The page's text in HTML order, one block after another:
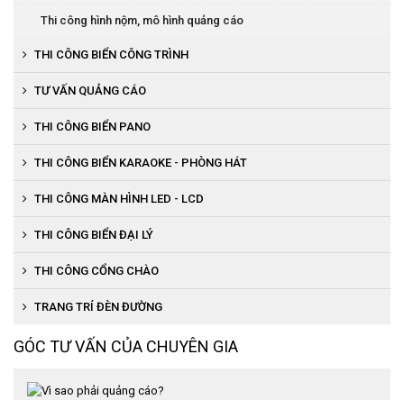
Thi công hình nộm, mô hình quảng cáo
THI CÔNG BIỂN CÔNG TRÌNH
Thi công biển tường quây công trình
TƯ VẤN QUẢNG CÁO
THI CÔNG BIỂN PANO
THI CÔNG BIỂN KARAOKE - PHÒNG HÁT
THI CÔNG MÀN HÌNH LED - LCD
THI CÔNG BIỂN ĐẠI LÝ
Thi công biển bạt đại lý
Thi công biển chữ nổi đại lý
THI CÔNG CỔNG CHÀO
TRANG TRÍ ĐÈN ĐƯỜNG
GÓC TƯ VẤN CỦA CHUYÊN GIA